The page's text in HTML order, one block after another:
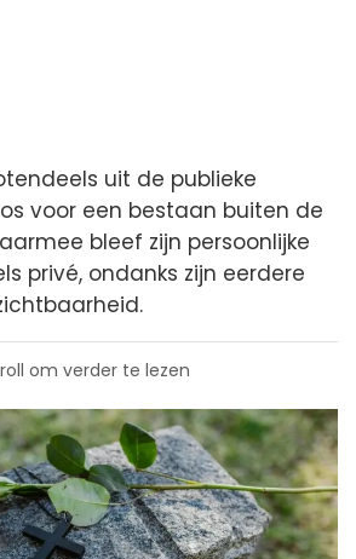
uit de publieke
voor een bestaan buiten de
bleef zijn persoonlijke
privé, ondanks zijn eerdere
om verder te lezen